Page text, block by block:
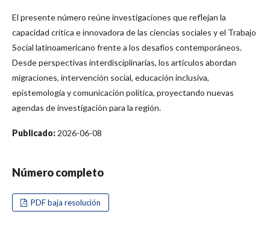
El presente número reúne investigaciones que reflejan la
capacidad crítica e innovadora de las ciencias sociales y el Trabajo
Social latinoamericano frente a los desafíos contemporáneos.
Desde perspectivas interdisciplinarias, los artículos abordan
migraciones, intervención social, educación inclusiva,
epistemología y comunicación política, proyectando nuevas
agendas de investigación para la región.
Publicado: 2026-06-08
Número completo
PDF baja resolución